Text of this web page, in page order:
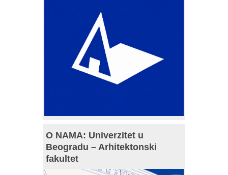
O NAMA: Univerzitet u
Beogradu – Arhitektonski
fakultet